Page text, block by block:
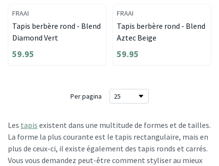
FRAAI
Tapis berbère rond - Blend
Diamond Vert
59.95
FRAAI
Tapis berbère rond - Blend
Aztec Beige
59.95
Per pagina
Les tapis existent dans une multitude de formes et de tailles.
La forme la plus courante est le tapis rectangulaire, mais en
plus de ceux-ci, il existe également des tapis ronds et carrés.
Vous vous demandez peut-être comment styliser au mieux